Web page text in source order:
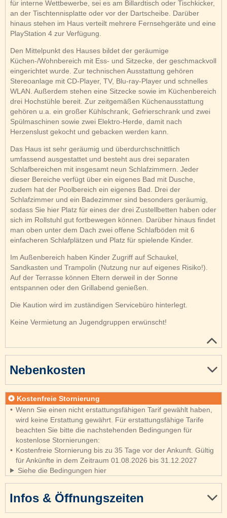
für interne Wettbewerbe, sei es am Billardtisch oder Tischkicker,
an der Tischtennisplatte oder vor der Dartscheibe. Darüber
hinaus stehen im Haus verteilt mehrere Fernsehgeräte und eine
PlayStation 4 zur Verfügung.
Den Mittelpunkt des Hauses bildet der geräumige
Küchen-/Wohnbereich mit Ess- und Sitzecke, der geschmackvoll
eingerichtet wurde. Zur technischen Ausstattung gehören
Stereoanlage mit CD-Player, TV, Blu-ray-Player und schnelles
WLAN. Außerdem stehen eine Sitzecke sowie im Küchenbereich
drei Hochstühle bereit. Zur zeitgemäßen Küchenausstattung
gehören u.a. ein großer Kühlschrank, Gefrierschrank und zwei
Spülmaschinen sowie zwei Elektro-Herde, damit nach
Herzenslust gekocht und gebacken werden kann.
Das Haus ist sehr geräumig und überdurchschnittlich
umfassend ausgestattet und besteht aus drei separaten
Schlafbereichen mit insgesamt neun Schlafzimmern. Jeder
dieser Bereiche verfügt über ein eigenes Bad mit Dusche,
zudem hat der Poolbereich ein eigenes Bad. Drei der
Schlafzimmer und ein Badezimmer sind besonders geräumig,
sodass Sie hier Platz für eines der drei Zustellbetten haben oder
sich im Rollstuhl gut fortbewegen können. Darüber hinaus findet
man oben unter dem Dach zwei offene Schlafböden mit 6
einfacheren Schlafplätzen und Platz für spielende Kinder.
Im Außenbereich haben Kinder Zugriff auf Schaukel,
Sandkasten und Trampolin (Nutzung nur auf eigenes Risiko!).
Auf der Terrasse können Eltern derweil in der Sonne
entspannen oder den Grillabend genießen.
Die Kaution wird im zuständigen Servicebüro hinterlegt.
Keine Vermietung an Jugendgruppen erwünscht!
Infos & Öffnungszeiten
Nebenkosten
Kostenfreie Stornierung
Wenn Sie einen nicht erstattungsfähigen Tarif gewählt haben,
wird keine Erstattung gewährt. Für erstattungsfähige Tarife
beachten Sie bitte die nachstehenden Bedingungen für
kostenlose Stornierungen:
Kostenfreie Stornierung bis zu 35 Tage vor der Ankunft. Gültig
für Ankünfte in dem Zeitraum 01.08.2026 bis 31.12.2027
Siehe die Bedingungen hier